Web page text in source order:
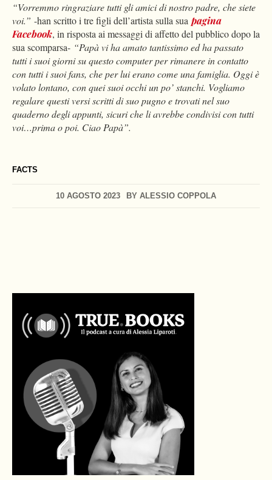
FACTS
10 AGOSTO 2023 BY ALESSIO COPPOLA
“Vorremmo ringraziare tutti gli amici di nostro padre, che siete
voi.” -han scritto i tre figli dell’artista sulla sua pagina
Facebook, in risposta ai messaggi di affetto del pubblico dopo la
sua scomparsa- “Papà vi ha amato tantissimo ed ha passato
tutti i suoi giorni su questo computer per rimanere in contatto
con tutti i suoi fans, che per lui erano come una famiglia. Oggi è
volato lontano, con quei suoi occhi un po’ stanchi. Vogliamo
regalare questi versi scritti di suo pugno e trovati nel suo
quaderno degli appunti, sicuri che li avrebbe condivisi con tutti
voi…prima o poi. Ciao Papà”.